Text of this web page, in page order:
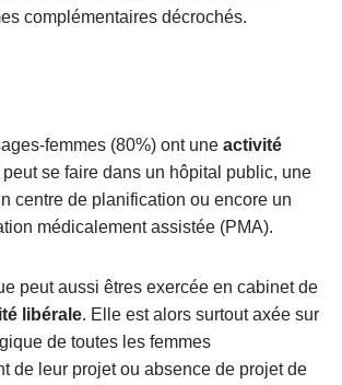
complémentaires décrochés.
femmes (80%) ont une activité
peut se faire dans un hôpital public, une
centre de planification ou encore un
médicalement assistée (PMA).
peut aussi êtres exercée en cabinet de
libérale. Elle est alors surtout axée sur
de toutes les femmes
de leur projet ou absence de projet de